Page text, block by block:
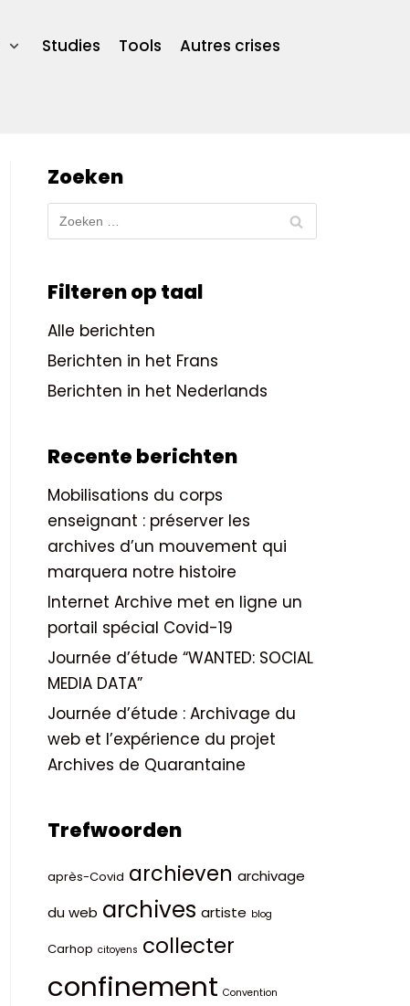
Studies Tools
Autres crises
Zoeken
Filteren op taal
Alle berichten
Berichten in het Frans
Berichten in het Nederlands
Recente berichten
Mobilisations du corps
enseignant : préserver les
archives d’un mouvement qui
marquera notre histoire
Internet Archive met en ligne un
portail spécial Covid-19
Journée d’étude “WANTED: SOCIAL
MEDIA DATA”
Journée d’étude : Archivage du
web et l’expérience du projet
Archives de Quarantaine
Trefwoorden
après-Covid archieven archivage
du web archives artiste blog
Carhop citoyens collecter
confinement Convention